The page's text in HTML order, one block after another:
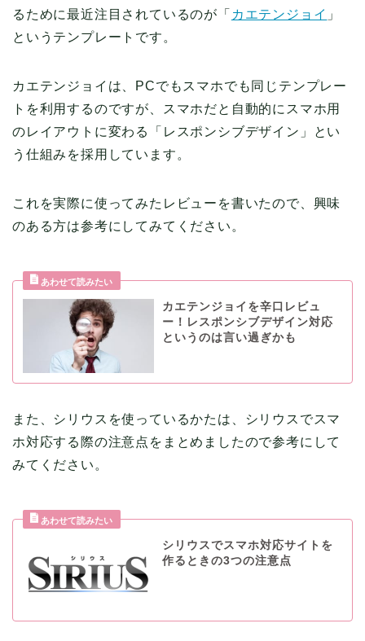
るために最近注目されているのが「 カエテンジョイ 」
というテンプレートです。
カエテンジョイは、PCでもスマホでも同じテンプレー
トを利用するのですが、スマホだと自動的にスマホ用
のレイアウトに変わる「レスポンシブデザイン」とい
う仕組みを採用しています。
これを実際に使ってみたレビューを書いたので、興味
のある方は参考にしてみてください。
カエテンジョイを辛口レビュ
ー！レスポンシブデザイン対応
というのは言い過ぎかも
また、シリウスを使っているかたは、シリウスでスマ
ホ対応する際の注意点をまとめましたので参考にして
みてください。
シリウスでスマホ対応サイトを
作るときの3つの注意点